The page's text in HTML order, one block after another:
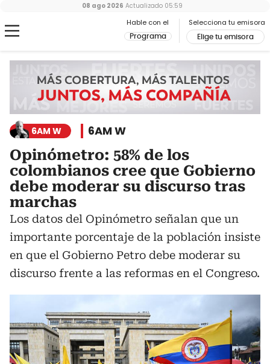
Hable con el
Programa
Selecciona tu emisora
Elige tu emisora
08 ago 2026 Actualizado 05:59
6AM W 6AM W
Opinómetro: 58% de los
colombianos cree que Gobierno
debe moderar su discurso tras
marchas
Los datos del Opinómetro señalan que un
importante porcentaje de la población insiste
en que el Gobierno Petro debe moderar su
discurso frente a las reformas en el Congreso.